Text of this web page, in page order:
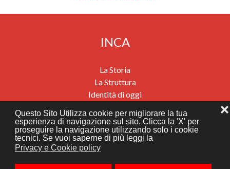
Questo Sito Utilizza cookie per migliorare la tua
esperienza di navigazione sul sito. Clicca la 'X' per
proseguire la navigazione utilizzando solo i cookie
tecnici. Se vuoi saperne di più leggi la
Privacy e Cookie policy
❌
INCA
La Storia
La Struttura
Identità di oggi
Salute e benessere
Migrazioni e mobilità internazionali
Assistenza economica e sociale